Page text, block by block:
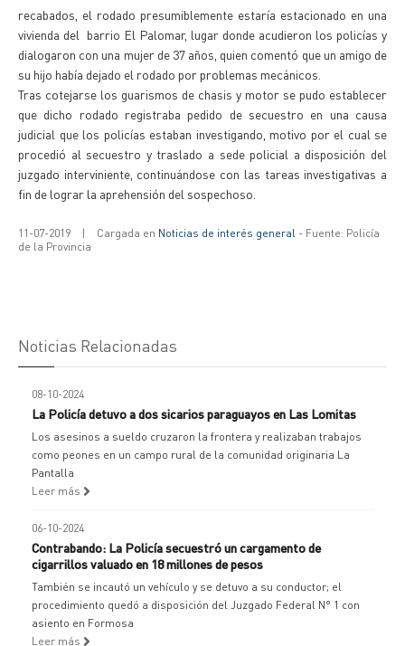
recabados, el rodado presumiblemente estaría estacionado en una
vivienda del barrio El Palomar, lugar donde acudieron los policías y
dialogaron con una mujer de 37 años, quien comentó que un amigo de
su hijo había dejado el rodado por problemas mecánicos.
Tras cotejarse los guarismos de chasis y motor se pudo establecer
que dicho rodado registraba pedido de secuestro en una causa
judicial que los policías estaban investigando, motivo por el cual se
procedió al secuestro y traslado a sede policial a disposición del
juzgado interviniente, continuándose con las tareas investigativas a
fin de lograr la aprehensión del sospechoso.
11-07-2019 | Cargada en Noticias de interés general - Fuente: Policía
de la Provincia
Noticias Relacionadas
08-10-2024
La Policía detuvo a dos sicarios paraguayos en Las Lomitas
Los asesinos a sueldo cruzaron la frontera y realizaban trabajos
como peones en un campo rural de la comunidad originaria La
Pantalla
Leer más
06-10-2024
Contrabando: La Policía secuestró un cargamento de
cigarrillos valuado en 18 millones de pesos
También se incautó un vehículo y se detuvo a su conductor; el
procedimiento quedó a disposición del Juzgado Federal N° 1 con
asiento en Formosa
Leer más